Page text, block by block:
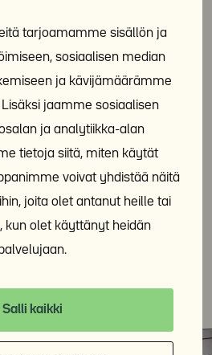
tarjoamamme sisällön ja
sosiaalisen median
ja kävijämäärämme
jaamme sosiaalisen
ja analytiikka-alan
tietoja siitä, miten käytät
voivat yhdistää näitä
joita olet antanut heille tai
kun olet käyttänyt heidän
Salli kaikki
vaikuttaminen
päättäjille
Tänne sivulle on koottu
vaikuttamistyötä
on poliittisesti
toimija.
ja vaikuttaminen